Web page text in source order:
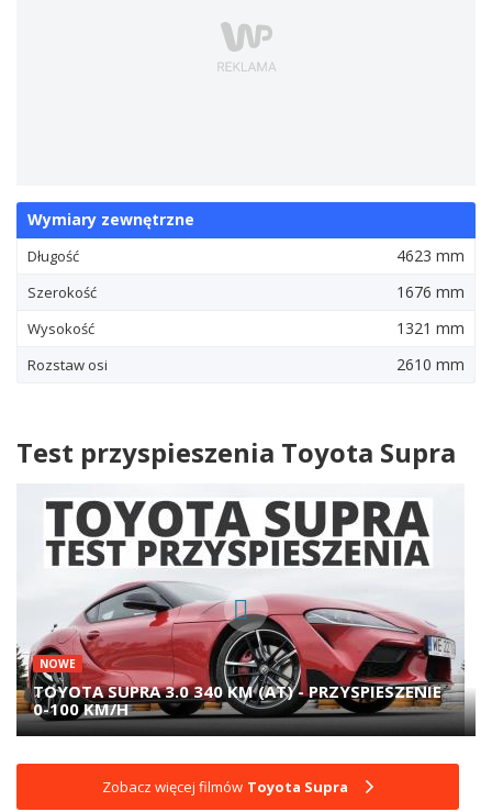
Wymiary zewnętrzne
Długość 4623 mm
Szerokość 1676 mm
Wysokość 1321 mm
Rozstaw osi 2610 mm
Test przyspieszenia Toyota Supra
NOWE
TOYOTA SUPRA 3.0 340 KM (AT) - PRZYSPIESZENIE
0-100 KM/H
Zobacz więcej filmów Toyota Supra